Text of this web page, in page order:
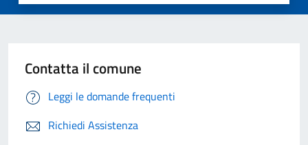
Contatta il comune
Leggi le domande frequenti
Richiedi Assistenza